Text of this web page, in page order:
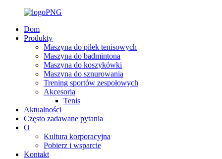
Dom
Produkty
Maszyna do piłek tenisowych
Maszyna do badmintona
Maszyna do koszykówki
Maszyna do sznurowania
Trening sportów zespołowych
Akcesoria
Tenis
Aktualności
Często zadawane pytania
O
Kultura korporacyjna
Pobierz i wsparcie
Kontakt